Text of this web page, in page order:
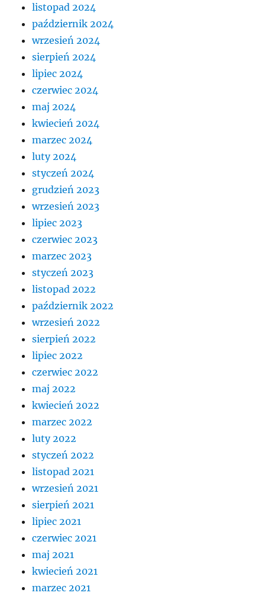
listopad 2024
październik 2024
wrzesień 2024
sierpień 2024
lipiec 2024
czerwiec 2024
maj 2024
kwiecień 2024
marzec 2024
luty 2024
styczeń 2024
grudzień 2023
wrzesień 2023
lipiec 2023
czerwiec 2023
marzec 2023
styczeń 2023
listopad 2022
październik 2022
wrzesień 2022
sierpień 2022
lipiec 2022
czerwiec 2022
maj 2022
kwiecień 2022
marzec 2022
luty 2022
styczeń 2022
listopad 2021
wrzesień 2021
sierpień 2021
lipiec 2021
czerwiec 2021
maj 2021
kwiecień 2021
marzec 2021